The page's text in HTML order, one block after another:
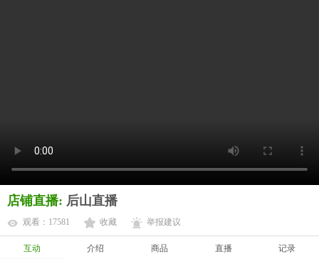
店铺直播: 后山直播
观看：17581 收藏 举报建议
互动 介绍 商品 直播 记录